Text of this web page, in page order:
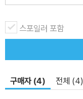
스포일러 포함
구매자 (4) 전체 (4)